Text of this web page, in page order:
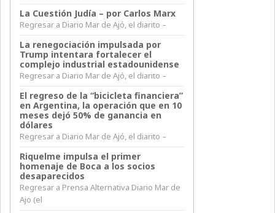
La Cuestión Judía – por Carlos Marx
Regresar a Diario Mar de Ajó, el diarito –
La renegociación impulsada por
Trump intentara fortalecer el
complejo industrial estadounidense
Regresar a Diario Mar de Ajó, el diarito –
El regreso de la “bicicleta financiera”
en Argentina, la operación que en 10
meses dejó 50% de ganancia en
dólares
Regresar a Diario Mar de Ajó, el diarito –
Riquelme impulsa el primer
homenaje de Boca a los socios
desaparecidos
Regresar a Prensa Alternativa Diario Mar de
Ajo (el